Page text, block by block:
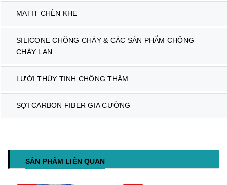
MATIT CHÈN KHE
SILICONE CHỐNG CHÁY & CÁC SẢN PHẨM CHỐNG
CHÁY LAN
LƯỚI THỦY TINH CHỐNG THẤM
SỢI CARBON FIBER GIA CƯỜNG
SẢN PHẨM LIÊN QUAN